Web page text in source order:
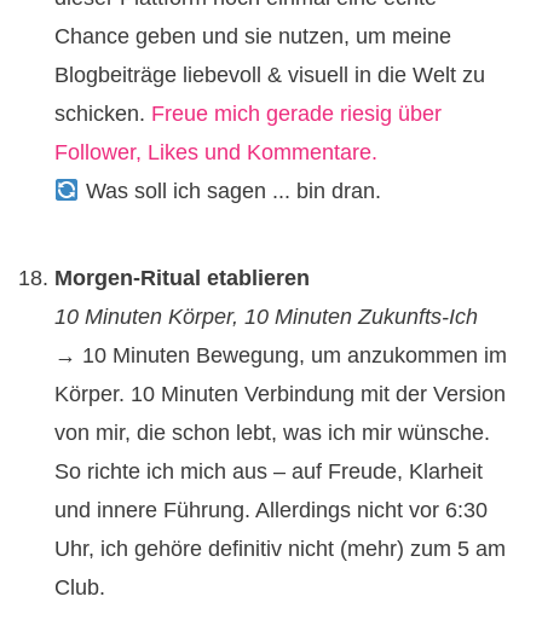
Chance geben und sie nutzen, um meine
Blogbeiträge liebevoll & visuell in die Welt zu
schicken. Freue mich gerade riesig über
Follower, Likes und Kommentare.
Was soll ich sagen ... bin dran.
Morgen-Ritual etablieren
10 Minuten Körper, 10 Minuten Zukunfts-Ich
→ 10 Minuten Bewegung, um anzukommen im
Körper. 10 Minuten Verbindung mit der Version
von mir, die schon lebt, was ich mir wünsche.
So richte ich mich aus – auf Freude, Klarheit
und innere Führung. Allerdings nicht vor 6:30
Uhr, ich gehöre definitiv nicht (mehr) zum 5 am
Club.